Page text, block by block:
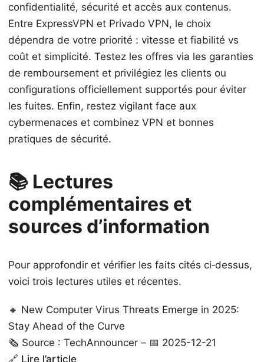
confidentialité, sécurité et accès aux contenus.
Entre ExpressVPN et Privado VPN, le choix
dépendra de votre priorité : vitesse et fiabilité vs
coût et simplicité. Testez les offres via les garanties
de remboursement et privilégiez les clients ou
configurations officiellement supportés pour éviter
les fuites. Enfin, restez vigilant face aux
cybermenaces et combinez VPN et bonnes
pratiques de sécurité.
📚 Lectures
complémentaires et
sources d’information
Pour approfondir et vérifier les faits cités ci‑dessus,
voici trois lectures utiles et récentes.
🔸 New Computer Virus Threats Emerge in 2025:
Stay Ahead of the Curve
🗞️ Source : TechAnnouncer – 📅 2025-12-21
🔗 Lire l’article